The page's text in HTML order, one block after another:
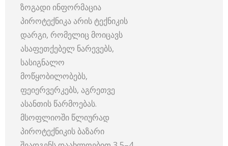
ზოგადი ინფორმაცია
პიროტექნიკა არის ტექნიკის
დარგი, რომელიც მოიცავს
ასაფეთქებელ ნარევებს,
სასიგნალო
მოწყობილობებს,
ფეიერვერკებს, აგრეთვე
ასანთის წარმოებას.
მსოფლიოში წლიურად
პიროტექნიკის ბაზარი